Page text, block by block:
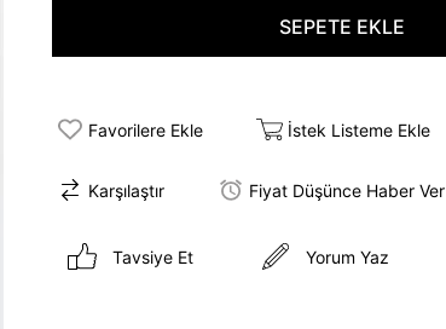
Favorilere Ekle İstek Listeme Ekle
Karşılaştır Fiyat Düşünce Haber Ver
Tavsiye Et Yorum Yaz